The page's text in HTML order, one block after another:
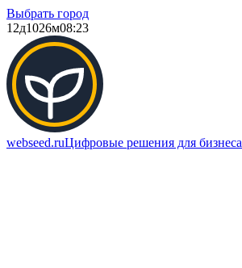
Выбрать город
12д1026м08:23
webseed.ruЦифровые решения для бизнеса